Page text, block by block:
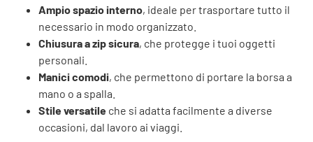
Ampio spazio interno, ideale per trasportare tutto il
necessario in modo organizzato.
Chiusura a zip sicura, che protegge i tuoi oggetti
personali.
Manici comodi, che permettono di portare la borsa a
mano o a spalla.
Stile versatile che si adatta facilmente a diverse
occasioni, dal lavoro ai viaggi.